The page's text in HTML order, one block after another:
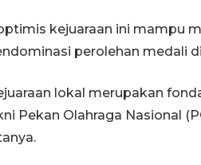
kejuaraan ini mampu
perolehan medali
lokal merupakan
Pekan Olahraga Nasional